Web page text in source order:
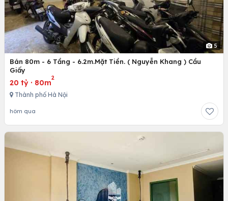
5
Bán 80m - 6 Tầng - 6.2m.Mặt Tiền. ( Nguyễn Khang ) Cầu
Giấy
20 tỷ · 80m
2
Thành phố Hà Nội
hôm qua